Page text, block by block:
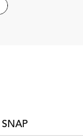
SNAP